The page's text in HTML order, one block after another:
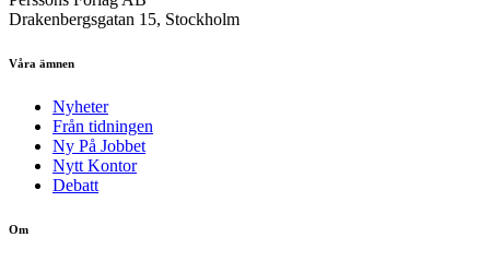
Drakenbergsgatan 15, Stockholm
Våra ämnen
Nyheter
Från tidningen
Ny På Jobbet
Nytt Kontor
Debatt
Om